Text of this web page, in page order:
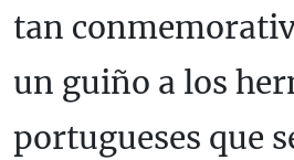
tan
un guiño a los
portugueses que